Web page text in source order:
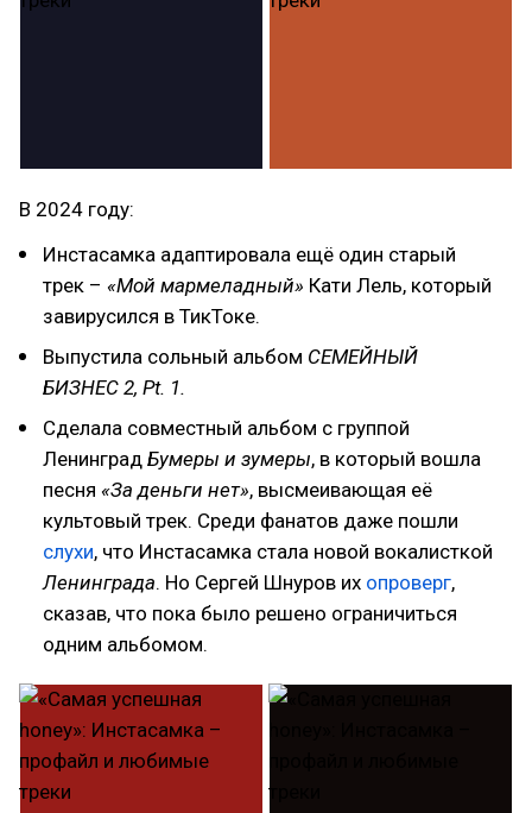
В 2024 году:
Инстасамка адаптировала ещё один старый
трек – «Мой мармеладный» Кати Лель, который
завирусился в ТикТоке.
Выпустила сольный альбом СЕМЕЙНЫЙ
БИЗНЕС 2, Pt. 1.
Сделала совместный альбом с группой
Ленинград Бумеры и зумеры, в который вошла
песня «За деньги нет», высмеивающая её
культовый трек. Среди фанатов даже пошли
слухи, что Инстасамка стала новой вокалисткой
Ленинграда. Но Сергей Шнуров их опроверг,
сказав, что пока было решено ограничиться
одним альбомом.